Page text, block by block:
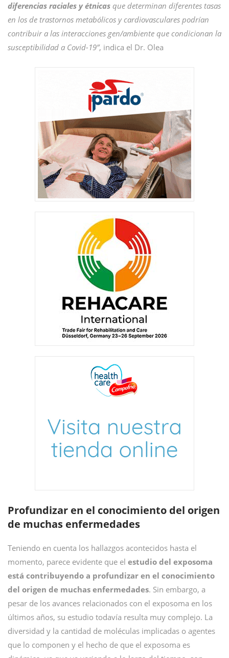
diferencias raciales y étnicas que determinan diferentes tasas
en los de trastornos metabólicos y cardiovasculares podrían
contribuir a las interacciones gen/ambiente que condicionan la
susceptibilidad a Covid-19”, indica el Dr. Olea
Profundizar en el conocimiento del origen
de muchas enfermedades
Teniendo en cuenta los hallazgos acontecidos hasta el
momento, parece evidente que el estudio del exposoma
está contribuyendo a profundizar en el conocimiento
del origen de muchas enfermedades. Sin embargo, a
pesar de los avances relacionados con el exposoma en los
últimos años, su estudio todavía resulta muy complejo. La
diversidad y la cantidad de moléculas implicadas o agentes
que lo componen y el hecho de que el exposoma es